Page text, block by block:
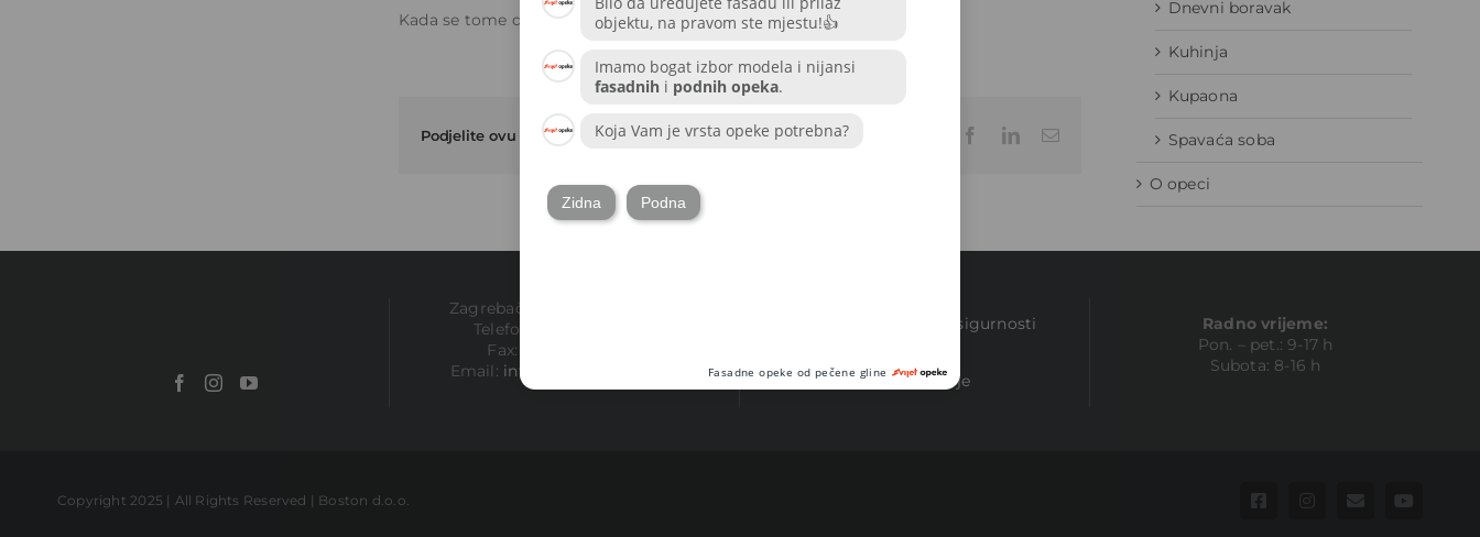
Kada se tome doda suhozid i slobodni vez ne treba tražiti dalje.
Podjelite ovu objavu! FacebookLinkedInEmail:
Dnevni boravak
Kuhinja
Kupaona
Spavaća soba
O opeci
Zagrebačka cesta 191, Zagreb
Telefon:
Fax:
Email: info@svijetopeke.com
Izjava o privatnosti i sigurnosti
Uvjeti prodaje
Radno vrijeme:
Pon. – pet.: 9-17 h
Subota: 8-16 h
Copyright 2025 | All Rights Reserved | Boston d.o.o. FacebookInstagramEmail:YouTube